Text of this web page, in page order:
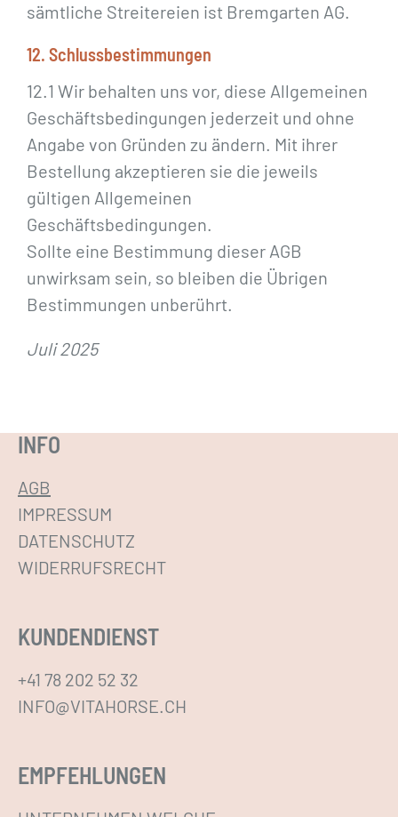
sämtliche Streitereien ist Bremgarten AG.
12. Schlussbestimmungen
12.1 Wir behalten uns vor, diese Allgemeinen
Geschäftsbedingungen jederzeit und ohne
Angabe von Gründen zu ändern. Mit ihrer
Bestellung akzeptieren sie die jeweils
gültigen Allgemeinen
Geschäftsbedingungen.
Sollte eine Bestimmung dieser AGB
unwirksam sein, so bleiben die Übrigen
Bestimmungen unberührt.
Juli 2025
INFO
AGB
IMPRESSUM
DATENSCHUTZ
WIDERRUFSRECHT
KUNDENDIENST
+41 78 202 52 32
INFO@VITAHORSE.CH
EMPFEHLUNGEN